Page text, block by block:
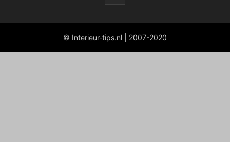
© Interieur-tips.nl | 2007-2020